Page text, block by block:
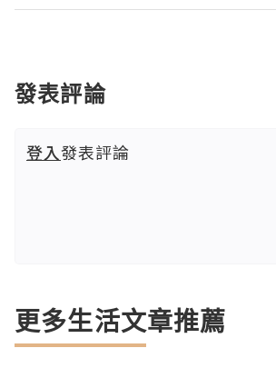
發表評論
登入發表評論
更多生活文章推薦